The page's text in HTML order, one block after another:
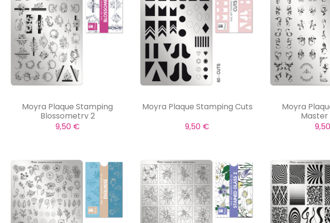
Moyra Plaque Stamping
Blossometry 2
9,50 €
Moyra Plaque Stamping Cuts
9,50 €
Moyra
Master